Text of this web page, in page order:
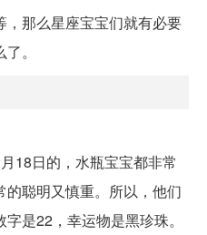
那么星座宝宝们就有必要
。
18日的，水瓶宝宝都非常
聪明又慎重。所以，他们
是22，幸运物是黑珍珠。